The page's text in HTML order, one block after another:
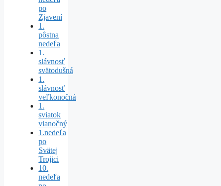
po
Zjavení
1.
pôstna
nedeľa
1.
slávnosť
svätodušná
1.
slávnosť
veľkonočná
1.
sviatok
vianočný
1.nedeľa
po
Svätej
Trojici
10.
nedeľa